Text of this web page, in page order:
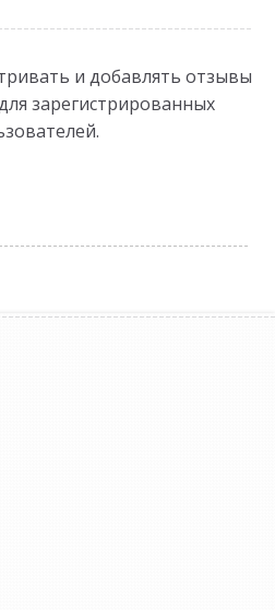
и добавлять отзывы
зарегистрированных